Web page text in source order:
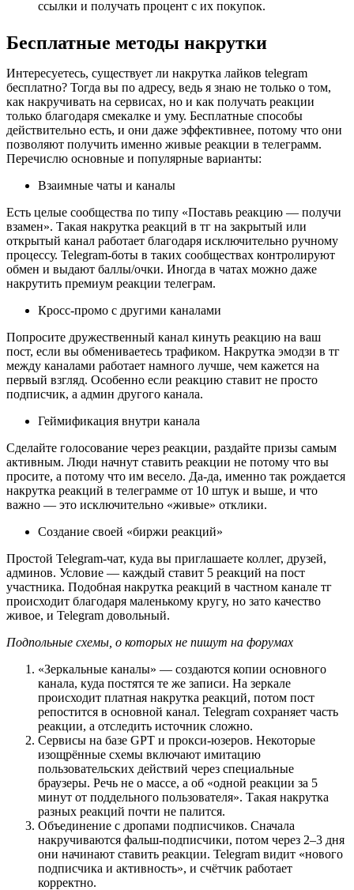
ссылки и получать процент с их покупок.
Бесплатные методы накрутки
Интересуетесь, существует ли накрутка лайков telegram
бесплатно? Тогда вы по адресу, ведь я знаю не только о том,
как накручивать на сервисах, но и как получать реакции
только благодаря смекалке и уму. Бесплатные способы
действительно есть, и они даже эффективнее, потому что они
позволяют получить именно живые реакции в телеграмм.
Перечислю основные и популярные варианты:
Взаимные чаты и каналы
Есть целые сообщества по типу «Поставь реакцию — получи
взамен». Такая накрутка реакций в тг на закрытый или
открытый канал работает благодаря исключительно ручному
процессу. Telegram-боты в таких сообществах контролируют
обмен и выдают баллы/очки. Иногда в чатах можно даже
накрутить премиум реакции телеграм.
Кросс-промо с другими каналами
Попросите дружественный канал кинуть реакцию на ваш
пост, если вы обмениваетесь трафиком. Накрутка эмодзи в тг
между каналами работает намного лучше, чем кажется на
первый взгляд. Особенно если реакцию ставит не просто
подписчик, а админ другого канала.
Геймификация внутри канала
Сделайте голосование через реакции, раздайте призы самым
активным. Люди начнут ставить реакции не потому что вы
просите, а потому что им весело. Да-да, именно так рождается
накрутка реакций в телеграмме от 10 штук и выше, и что
важно — это исключительно «живые» отклики.
Создание своей «биржи реакций»
Простой Telegram-чат, куда вы приглашаете коллег, друзей,
админов. Условие — каждый ставит 5 реакций на пост
участника. Подобная накрутка реакций в частном канале тг
происходит благодаря маленькому кругу, но зато качество
живое, и Telegram довольный.
Подпольные схемы, о которых не пишут на форумах
«Зеркальные каналы» — создаются копии основного
канала, куда постятся те же записи. На зеркале
происходит платная накрутка реакций, потом пост
репостится в основной канал. Telegram сохраняет часть
реакции, а отследить источник сложно.
Сервисы на базе GPT и прокси-юзеров. Некоторые
изощрённые схемы включают имитацию
пользовательских действий через специальные
браузеры. Речь не о массе, а об «одной реакции за 5
минут от поддельного пользователя». Такая накрутка
разных реакций почти не палится.
Объединение с дропами подписчиков. Сначала
накручиваются фальш-подписчики, потом через 2–3 дня
они начинают ставить реакции. Telegram видит «нового
подписчика и активность», и счётчик работает
корректно.